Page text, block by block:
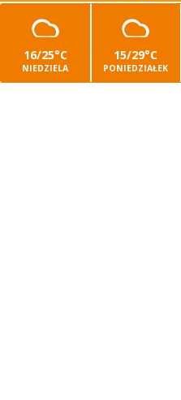
16/25°C
NIEDZIELA
15/29°C
PONIEDZIAŁEK